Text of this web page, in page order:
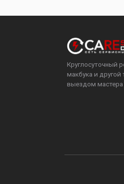
Круглосуточный
макбука и другой
выездом